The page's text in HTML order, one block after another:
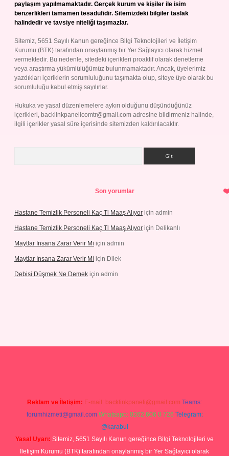
paylaşım yapılmamaktadır. Gerçek kurum ve kişiler ile isim
benzerlikleri tamamen tesadüfidir. Sitemizdeki bilgiler taslak
halindedir ve tavsiye niteliği taşımazlar.
Sitemiz, 5651 Sayılı Kanun gereğince Bilgi Teknolojileri ve İletişim
Kurumu (BTK) tarafından onaylanmış bir Yer Sağlayıcı olarak hizmet
vermektedir. Bu nedenle, sitedeki içerikleri proaktif olarak denetleme
veya araştırma yükümlülüğümüz bulunmamaktadır. Ancak, üyelerimiz
yazdıkları içeriklerin sorumluluğunu taşımakta olup, siteye üye olarak bu
sorumluluğu kabul etmiş sayılırlar.
Hukuka ve yasal düzenlemelere aykırı olduğunu düşündüğünüz
içerikleri, backlinkpanelicomtr@gmail.com adresine bildirmeniz halinde,
ilgili içerikler yasal süre içerisinde sitemizden kaldırılacaktır.
Son yorumlar
Hastane Temizlik Personeli Kaç Tl Maaş Alıyor için admin
Hastane Temizlik Personeli Kaç Tl Maaş Alıyor için Delikanlı
Maytlar Insana Zarar Verir Mi için admin
Maytlar Insana Zarar Verir Mi için Dilek
Debisi Düşmek Ne Demek için admin
Reklam ve İletişim: E-mail: backlinkpaneli@gmail.com Teams:
forumhizmeti@gmail.com Whatsapp: 0262 606 0 726 Telegram:
@karabul
Yasal Uyarı: Sitemiz, 5651 Sayılı Kanun gereğince Bilgi Teknolojileri ve
İletişim Kurumu (BTK) tarafından onaylanmış bir Yer Sağlayıcı olarak